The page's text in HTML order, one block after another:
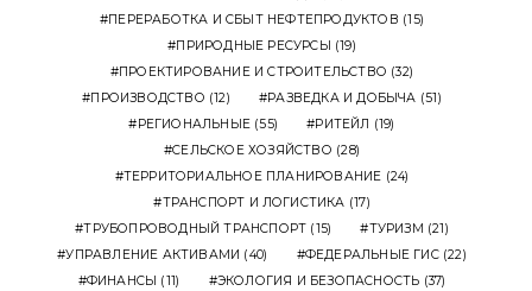
ПЕРЕРАБОТКА И СБЫТ НЕФТЕПРОДУКТОВ (15)
ПРИРОДНЫЕ РЕСУРСЫ (19)
ПРОЕКТИРОВАНИЕ И СТРОИТЕЛЬСТВО (32)
ПРОИЗВОДСТВО (12) РАЗВЕДКА И ДОБЫЧА (51)
РЕГИОНАЛЬНЫЕ (55) РИТЕЙЛ (19)
СЕЛЬСКОЕ ХОЗЯЙСТВО (28)
ТЕРРИТОРИАЛЬНОЕ ПЛАНИРОВАНИЕ (24)
ТРАНСПОРТ И ЛОГИСТИКА (17)
ТРУБОПРОВОДНЫЙ ТРАНСПОРТ (15) ТУРИЗМ (21)
УПРАВЛЕНИЕ АКТИВАМИ (40) ФЕДЕРАЛЬНЫЕ ГИС(22)
ФИНАНСЫ (11) ЭКОЛОГИЯ И БЕЗОПАСНОСТЬ (37)